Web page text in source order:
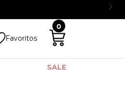
Favoritos
0
SALE